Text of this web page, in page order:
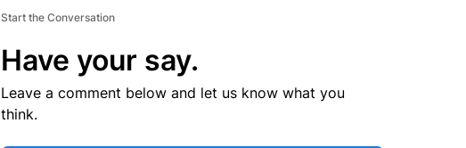
Start the Conversation
Have your say.
Leave a comment below and let us know what you
think.